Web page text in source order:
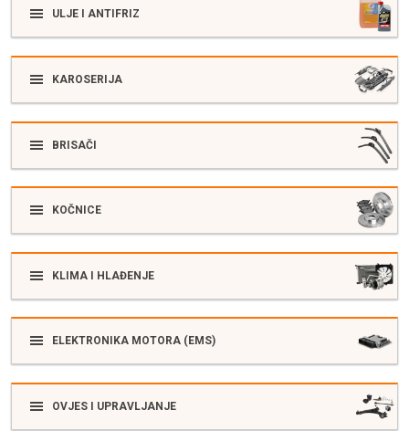
ULJE I ANTIFRIZ
KAROSERIJA
BRISAČI
KOČNICE
KLIMA I HLAĐENJE
ELEKTRONIKA MOTORA (EMS)
OVJES I UPRAVLJANJE